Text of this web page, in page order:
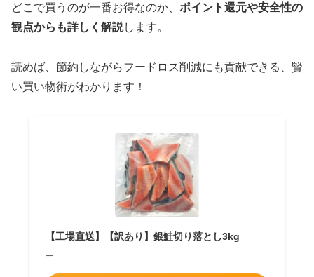
どこで買うのが一番お得なのか、 ポイント還元や安全性の
観点からも詳しく解説します。
読めば、節約しながらフードロス削減にも貢献できる、賢
い買い物術がわかります！
【工場直送】【訳あり】銀鮭切り落とし3kg
ー